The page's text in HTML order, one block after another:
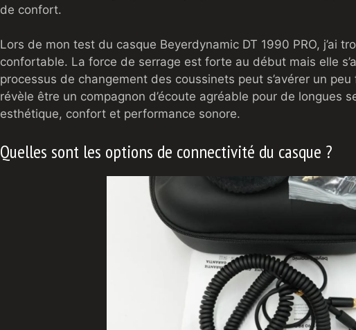
de confort.
Lors de mon test du casque Beyerdynamic DT 1990 PRO, j’ai
confortable. La force de serrage est forte au début mais elle
processus de changement des coussinets peut s’avérer un
révèle être un compagnon d’écoute agréable pour de longues
esthétique, confort et performance sonore.
Quelles sont les options de connectivité du casque ?